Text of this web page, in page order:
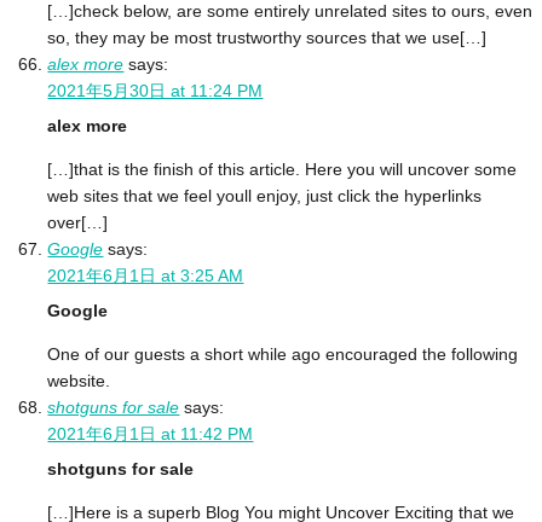
[…]check below, are some entirely unrelated sites to ours, even
so, they may be most trustworthy sources that we use[…]
alex more says:
2021年5月30日 at 11:24 PM
alex more
[…]that is the finish of this article. Here you will uncover some
web sites that we feel youll enjoy, just click the hyperlinks
over[…]
Google says:
2021年6月1日 at 3:25 AM
Google
One of our guests a short while ago encouraged the following
website.
shotguns for sale says:
2021年6月1日 at 11:42 PM
shotguns for sale
[…]Here is a superb Blog You might Uncover Exciting that we